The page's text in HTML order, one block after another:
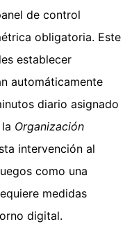
de control
obligatoria. Este
establecer
automáticamente
diario asignado
Organización
intervención al
como una
medidas
digital.